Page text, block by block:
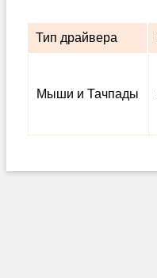
Тип драйвера
Мыши и Тачпады